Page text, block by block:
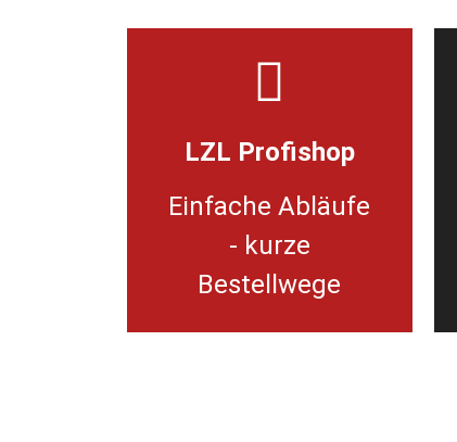
LZL Profishop
Einfache Abläufe
- kurze
Bestellwege